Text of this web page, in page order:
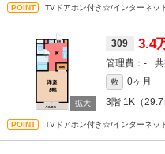
TVドアホン付き☆/インターネッ
309 3.4
-
敷 0ヶ月
3階 1K（29.7
TVドアホン付き☆/インターネッ